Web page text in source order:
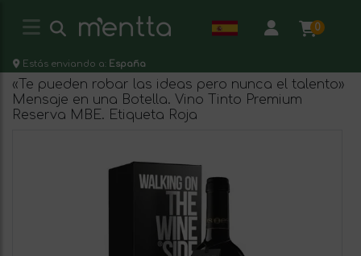
0
Estás enviando a: España
«Te pueden robar las ideas pero nunca el talento»
Mensaje en una Botella. Vino Tinto Premium
Reserva MBE. Etiqueta Roja